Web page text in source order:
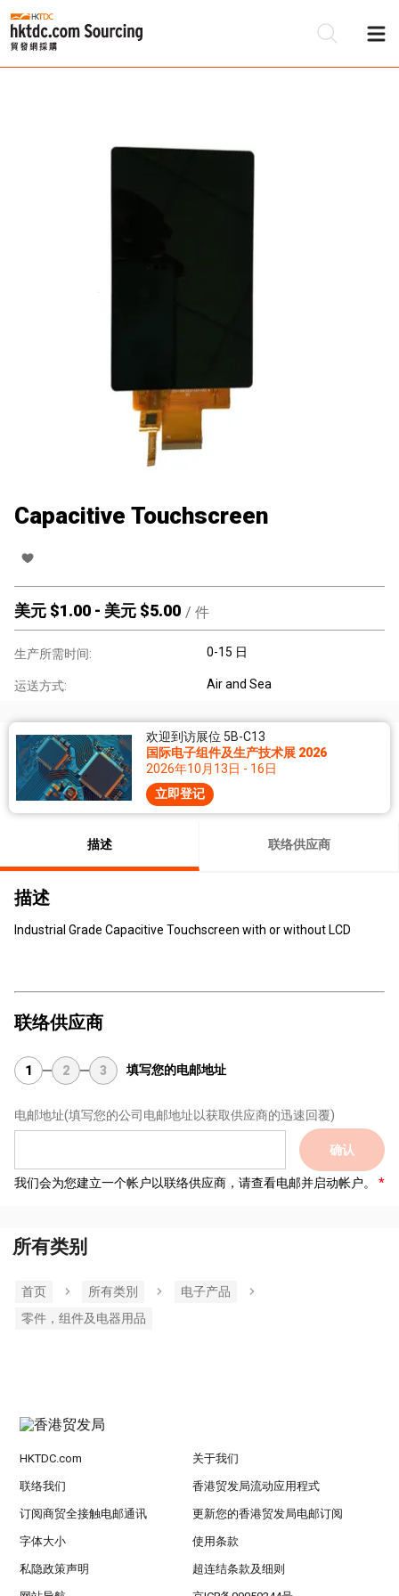
Capacitive Touchscreen
美元 $1.00 - 美元 $5.00 / 件
生产所需时间: 0-15 日
运送方式: Air and Sea
欢迎到访展位 5B-C13
国际电子组件及生产技术展 2026
2026年10月13日 - 16日
立即登记
描述 联络供应商
描述
Industrial Grade Capacitive Touchscreen with or without LCD
联络供应商
1 2 3 填写您的电邮地址
电邮地址(填写您的公司电邮地址以获取供应商的迅速回覆)
确认
我们会为您建立一个帐户以联络供应商，请查看电邮并启动帐户。
所有类别
首页 所有类別
电子产品
零件，组件及电器用品
HKTDC.com 关于我们
联络我们 香港贸发局流动应用程式
订阅商贸全接触电邮通讯 更新您的香港贸发局电邮订阅
字体大小 使用条款
私隐政策声明 超连结条款及细则